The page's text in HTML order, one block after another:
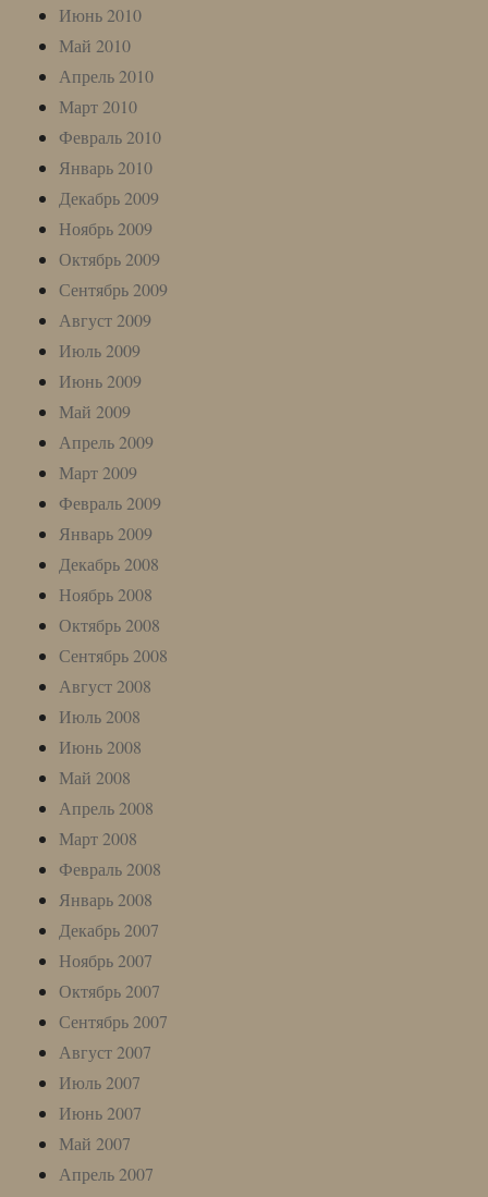
Июнь 2010
Май 2010
Апрель 2010
Март 2010
Февраль 2010
Январь 2010
Декабрь 2009
Ноябрь 2009
Октябрь 2009
Сентябрь 2009
Август 2009
Июль 2009
Июнь 2009
Май 2009
Апрель 2009
Март 2009
Февраль 2009
Январь 2009
Декабрь 2008
Ноябрь 2008
Октябрь 2008
Сентябрь 2008
Август 2008
Июль 2008
Июнь 2008
Май 2008
Апрель 2008
Март 2008
Февраль 2008
Январь 2008
Декабрь 2007
Ноябрь 2007
Октябрь 2007
Сентябрь 2007
Август 2007
Июль 2007
Июнь 2007
Май 2007
Апрель 2007